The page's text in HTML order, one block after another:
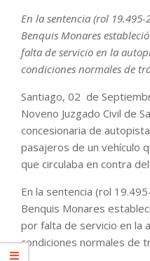
En la sentencia (rol
Benquis Monares
falta de servicio en la
condiciones normales de
Santiago, 02 de
Noveno Juzgado Civil de
concesionaria de
pasajeros de un vehículo
que circulaba en contra
En la sentencia (rol
Benquis Monares
por falta de servicio en la
condiciones normales de